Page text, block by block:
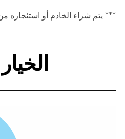
*** يتم شراء الخادم أو استئجاره
الخيار 2+